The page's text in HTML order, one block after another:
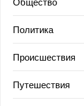
Политика
Происшествия
Путешествия